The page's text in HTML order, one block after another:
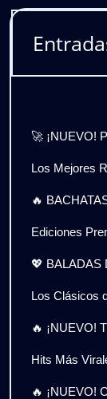
🚀 ¡NUEVO!
Los Mejores
🔥
Ediciones
💖 BALADAS
Los Clásicos
🔥 ¡NUEVO!
Hits Más
🔥 ¡NUEVO!